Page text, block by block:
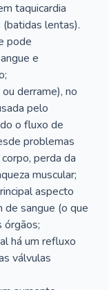
taquicardia
(batidas lentas).
pode
e
derrame), no
pelo
o fluxo de
problemas
perda da
muscular;
aspecto
sangue (o que
órgãos;
há um refluxo
válvulas